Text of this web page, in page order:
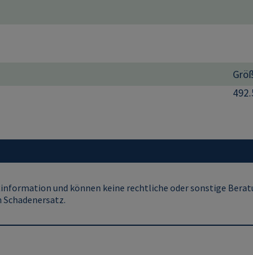
und können keine rechtliche oder sonstige